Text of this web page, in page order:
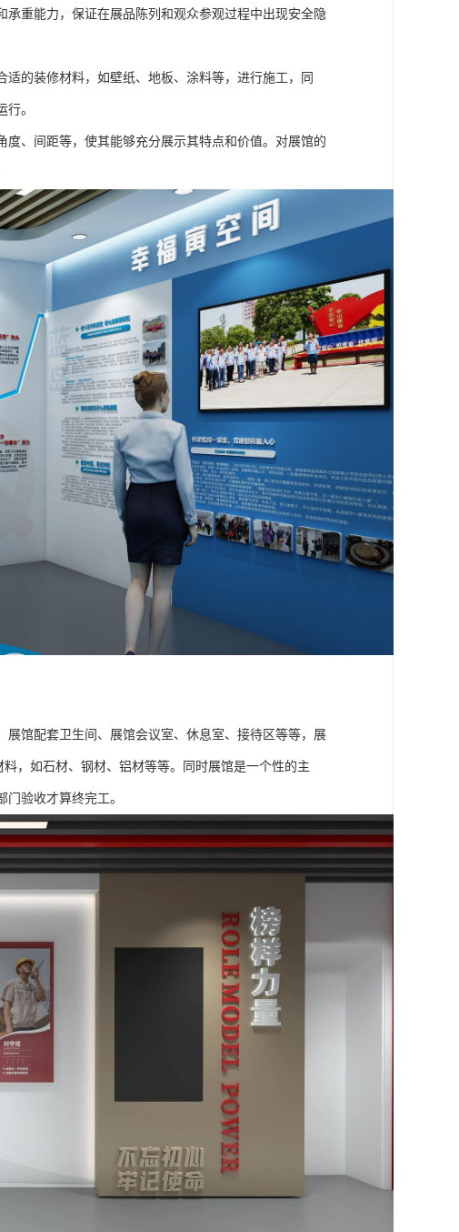
重能力，保证在展品陈列和观众参观过程中出现安全隐
的装修材料，如壁纸、地板、涂料等，进行施工，同
。
、间距等，使其能够充分展示其特点和价值。对展馆的
馆配套卫生间、展馆会议室、休息室、接待区等等，展
，如石材、钢材、铝材等等。同时展馆是一个性的主
验收才算终完工。